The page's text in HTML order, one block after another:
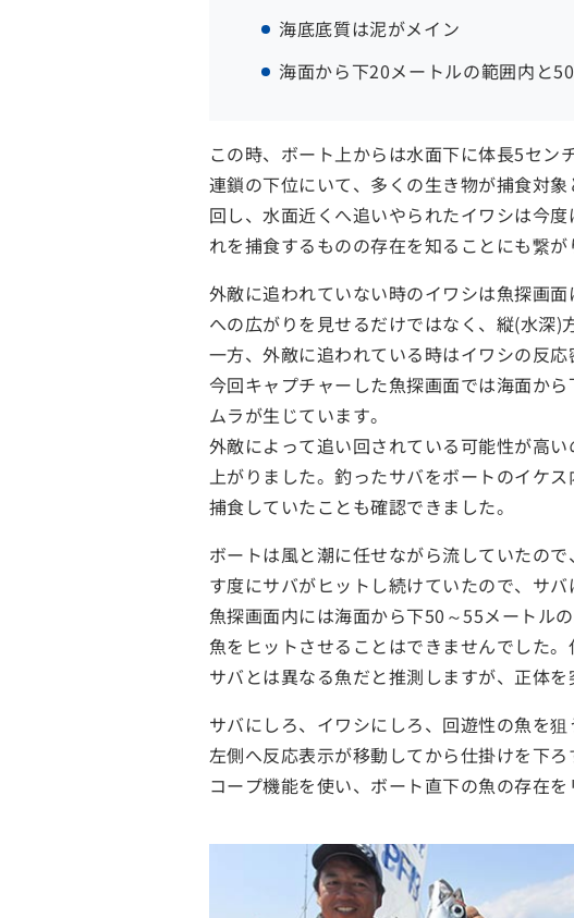
海底底質は泥がメイン
海面から下20メートルの範囲内と
この時、ボート上からは水面下に体長5セ
連鎖の下位にいて、多くの生き物が捕食対
回し、水面近くへ追いやられたイワシは今
れを捕食するものの存在を知ることにも繋が
外敵に追われていない時のイワシは魚探画
への広がりを見せるだけではなく、縦(水深)
一方、外敵に追われている時はイワシの反
今回キャプチャーした魚探画面では海面か
ムラが生じています。
外敵によって追い回されている可能性が高
上がりました。釣ったサバをボートのイケ
捕食していたことも確認できました。
ボートは風と潮に任せながら流していたの
す度にサバがヒットし続けていたので、サ
魚探画面内には海面から下50～55メートル
魚をヒットさせることはできませんでした
サバとは異なる魚だと推測しますが、正体を
サバにしろ、イワシにしろ、回遊性の魚を
左側へ反応表示が移動してから仕掛けを下
コープ機能を使い、ボート直下の魚の存在